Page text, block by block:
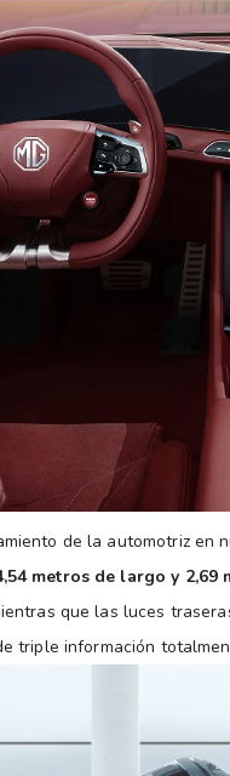
de la automotriz en
metros de largo y 2,69
que las luces
triple información